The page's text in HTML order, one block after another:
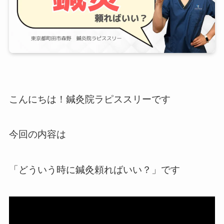
こんにちは！鍼灸院ラピススリーです
今回の内容は
「どういう時に鍼灸頼ればいい？」です